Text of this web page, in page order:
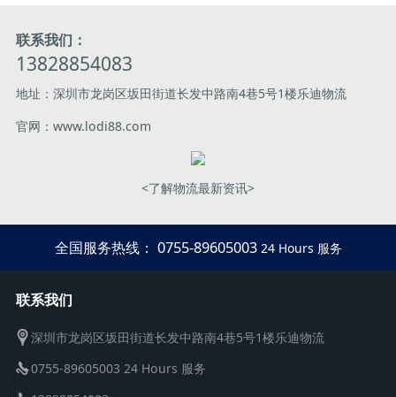
联系我们：
13828854083
地址：深圳市龙岗区坂田街道长发中路南4巷5号1楼乐迪物流
官网：www.lodi88.com
<了解物流最新资讯>
全国服务热线： 0755-89605003 24 Hours 服务
联系我们
深圳市龙岗区坂田街道长发中路南4巷5号1楼乐迪物流
0755-89605003 24 Hours 服务